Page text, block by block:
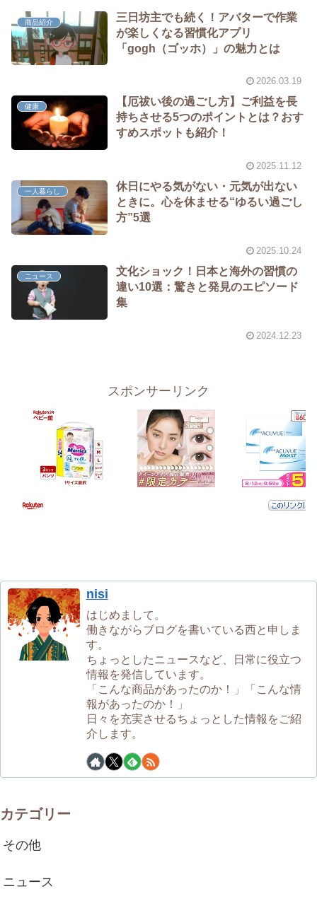
商品紹介
三日坊主でも続く！アバターで作業
が楽しくなる習慣化アプリ
「gogh（ゴッホ）」の魅力とは
2026.03.19
健康
【厄祓い後の過ごし方】ご利益を長
持ちさせる5つのポイントとは？おす
すめスポットも紹介！
2025.11.12
一人暮らし
休日にやる気がない・元気が出ない
ときに。心を休ませる“ゆるい過ごし
方”5選
2025.10.24
ニュース
文化ショック！日本と海外の習慣の
違い10選：驚きと発見のエピソード
集
2024.12.23
スポンサーリンク
nisi
はじめまして。
働きながらブログを書いている西と申しま
す。
ちょっとしたニュースなど、日常に役立つ
情報を発信しています。
「こんな商品があったのか！」「こんな情
報があったのか！」
日々を充実させるちょっとした情報をご紹
介します。
カテゴリー
その他
ニュース